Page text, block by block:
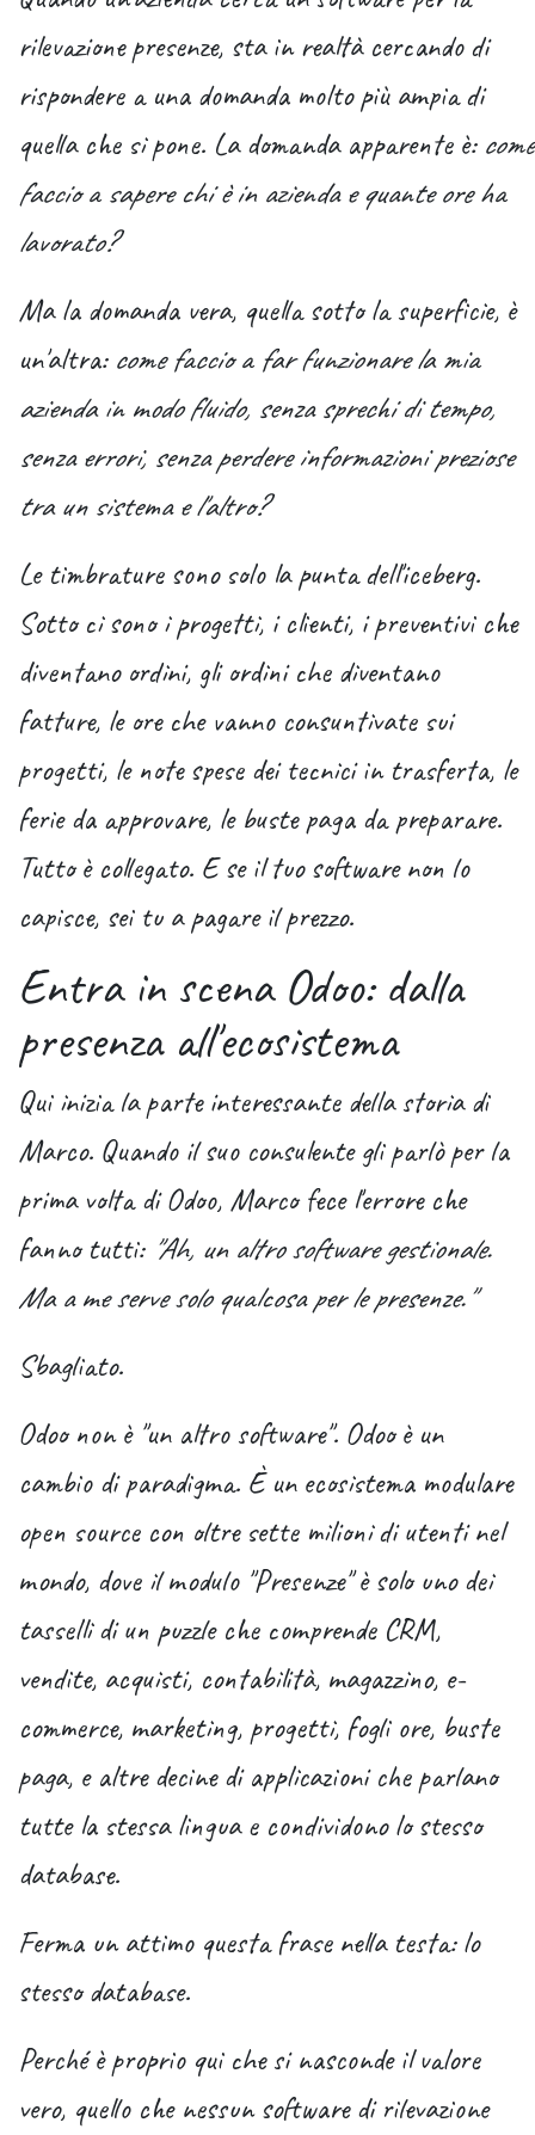
rilevazione presenze, sta in realtà cercando di
rispondere a una domanda molto più ampia di
quella che si pone. La domanda apparente è: come
faccio a sapere chi è in azienda e quante ore ha
lavorato?
Ma la domanda vera, quella sotto la superficie, è
un'altra: come faccio a far funzionare la mia
azienda in modo fluido, senza sprechi di tempo,
senza errori, senza perdere informazioni preziose
tra un sistema e l'altro?
Le timbrature sono solo la punta dell'iceberg.
Sotto ci sono i progetti, i clienti, i preventivi che
diventano ordini, gli ordini che diventano
fatture, le ore che vanno consuntivate sui
progetti, le note spese dei tecnici in trasferta, le
ferie da approvare, le buste paga da preparare.
Tutto è collegato. E se il tuo software non lo
capisce, sei tu a pagare il prezzo.
Entra in scena Odoo: dalla
presenza all'ecosistema
Qui inizia la parte interessante della storia di
Marco. Quando il suo consulente gli parlò per la
prima volta di Odoo, Marco fece l'errore che
fanno tutti: "Ah, un altro software gestionale.
Ma a me serve solo qualcosa per le presenze."
Sbagliato.
Odoo non è "un altro software". Odoo è un
cambio di paradigma. È un ecosistema modulare
open sourcecon oltre sette milioni di utenti nel
mondo, dove il modulo "Presenze" è solo uno dei
tasselli di un puzzle che comprende CRM,
vendite, acquisti, contabilità, magazzino, e-
commerce, marketing, progetti, fogli ore, buste
paga, e altre decine di applicazioni che parlano
tutte la stessa lingua e condividono lostesso
database.
Ferma un attimo questa frase nella testa:lo
stesso database.
Perché è proprio qui che si nasconde il valore
vero, quello che nessun software di rilevazione